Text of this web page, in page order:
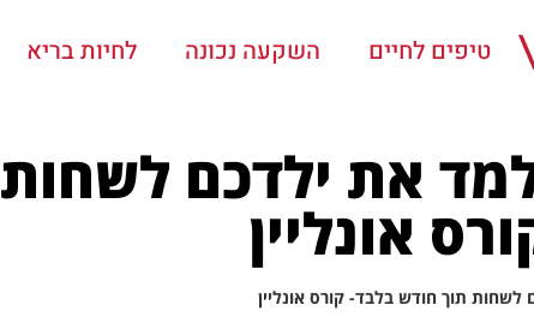
טיפים לחיים השקעה נכונה לחיות בריא
את ילדכם לשחות
אונליין
תוך חודש בלבד- קורס אונליין